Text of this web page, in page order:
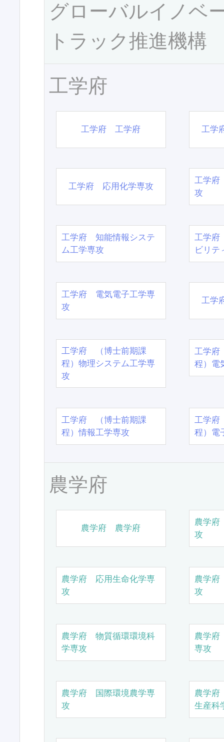
グローバルイノベ
トラック推進機構
工学府
工学府 工学府 工学
工学府 応用化学専攻
工学府
攻
工学府 知能情報システ
ム工学専攻
工学府
ビリテ
工学府 電気電子工学専
攻
工学
工学府 （博士前期課
程）物理システム工学専
攻
工学
程）電
工学府 （博士前期課
程）情報工学専攻
工学
程）電
農学府
農学府 農学府
農学
攻
農学府 応用生命化学専
攻
農学
攻
農学府 物質循環環境科
学専攻
農学
専攻
農学府 国際環境農学専
攻
農学
生産科